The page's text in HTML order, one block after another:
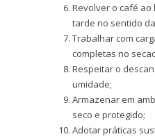
Revolver o café
tarde no sentido
Trabalhar com
completas no
Respeitar o
umidade;
Armazenar em
seco e protegido;
Adotar práticas